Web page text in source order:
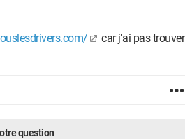
car j'ai pas trouver
question